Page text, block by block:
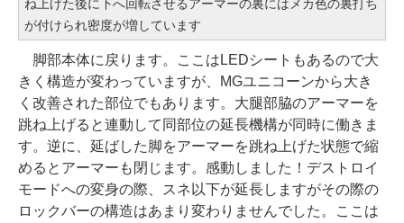
ね上げた後に下へ回転させるアーマーの裏にはメカ色の裏打ち
が付けられ密度が増しています
脚部本体に戻ります。ここはLEDシートもあるので大
きく構造が変わっていますが、MGユニコーンから大き
く改善された部位でもあります。大腿部脇のアーマーを
跳ね上げると連動して同部位の延長機構が同時に働きま
す。逆に、延ばした脚をアーマーを跳ね上げた状態で縮
めるとアーマーも閉じます。感動しました！デストロイ
モードへの変身の際、スネ以下が延長しますがその際の
ロックバーの構造はあまり変わりませんでした。ここは